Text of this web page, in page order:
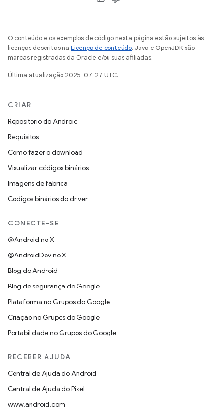
O conteúdo e os exemplos de código nesta página estão sujeitos às
licenças descritas na Licença de conteúdo. Java e OpenJDK são
marcas registradas da Oracle e/ou suas afiliadas.
Última atualização 2025-07-27 UTC.
CRIAR
Repositório do Android
Requisitos
Como fazer o download
Visualizar códigos binários
Imagens de fábrica
Códigos binários do driver
CONECTE-SE
@Android no X
@AndroidDev no X
Blog do Android
Blog de segurança do Google
Plataforma no Grupos do Google
Criação no Grupos do Google
Portabilidade no Grupos do Google
RECEBER AJUDA
Central de Ajuda do Android
Central de Ajuda do Pixel
www.android.com